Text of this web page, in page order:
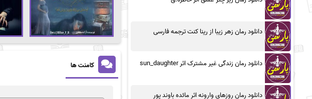
کامنت ها
دانلود رمان زهر زیبا از رینا کنت ترجمه فارسی
دانلود رمان زندگی غیر مشترک اثر sun_daughter
دانلود رمان روزهای وارونه اثر مائده باوند پور